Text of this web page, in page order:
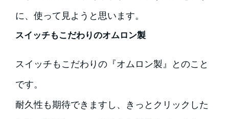
に、使って見ようと思います。
スイッチもこだわりのオムロン製
スイッチもこだわりの『オムロン製』とのこと
です。
耐久性も期待できますし、きっとクリックした